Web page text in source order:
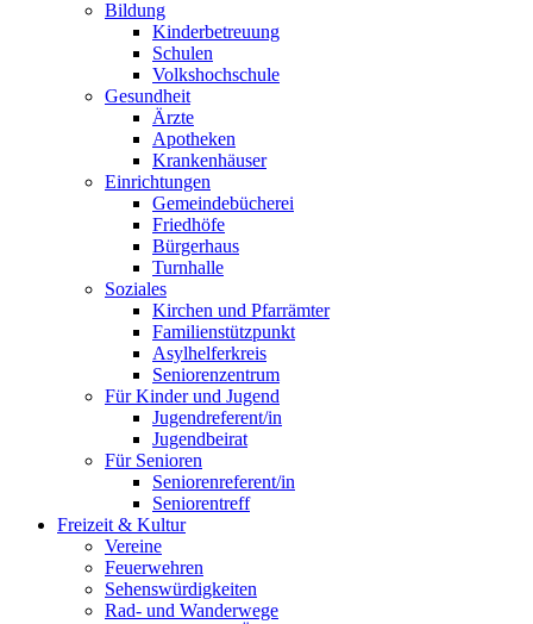
Bildung
Kinderbetreuung
Schulen
Volkshochschule
Gesundheit
Ärzte
Apotheken
Krankenhäuser
Einrichtungen
Gemeindebücherei
Friedhöfe
Bürgerhaus
Turnhalle
Soziales
Kirchen und Pfarrämter
Familienstützpunkt
Asylhelferkreis
Seniorenzentrum
Für Kinder und Jugend
Jugendreferent/in
Jugendbeirat
Für Senioren
Seniorenreferent/in
Seniorentreff
Freizeit & Kultur
Vereine
Feuerwehren
Sehenswürdigkeiten
Rad- und Wanderwege